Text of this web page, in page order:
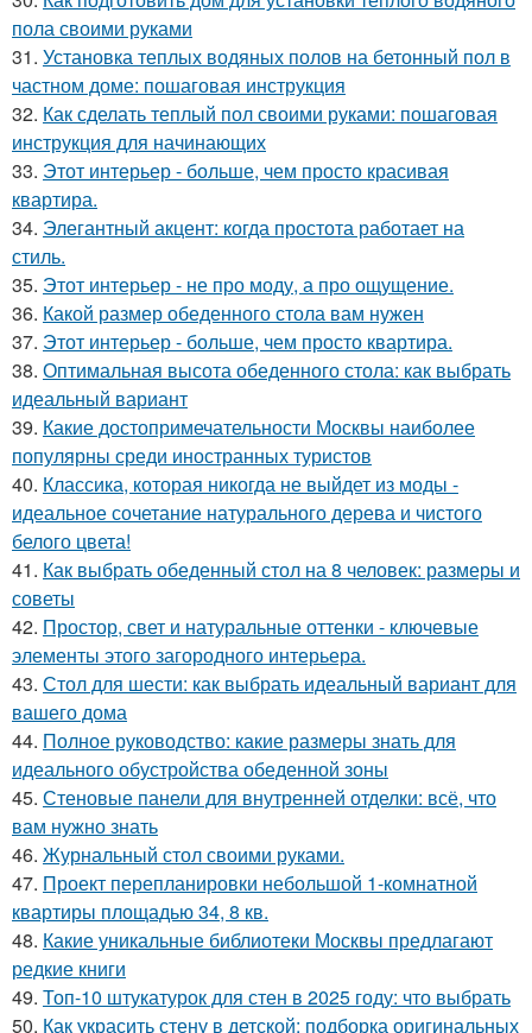
пола своими руками
31. Установка теплых водяных полов на бетонный пол в
частном доме: пошаговая инструкция
32. Как сделать теплый пол своими руками: пошаговая
инструкция для начинающих
33. Этот интерьер - больше, чем просто красивая
квартира.
34. Элегантный акцент: когда простота работает на
стиль.
35. Этот интерьер - не про моду, а про ощущение.
36. Какой размер обеденного стола вам нужен
37. Этот интерьер - больше, чем просто квартира.
38. Оптимальная высота обеденного стола: как выбрать
идеальный вариант
39. Какие достопримечательности Москвы наиболее
популярны среди иностранных туристов
40. Классика, которая никогда не выйдет из моды -
идеальное сочетание натурального дерева и чистого
белого цвета!
41. Как выбрать обеденный стол на 8 человек: размеры и
советы
42. Простор, свет и натуральные оттенки - ключевые
элементы этого загородного интерьера.
43. Стол для шести: как выбрать идеальный вариант для
вашего дома
44. Полное руководство: какие размеры знать для
идеального обустройства обеденной зоны
45. Стеновые панели для внутренней отделки: всё, что
вам нужно знать
46. Журнальный стол своими руками.
47. Проект перепланировки небольшой 1-комнатной
квартиры площадью 34, 8 кв.
48. Какие уникальные библиотеки Москвы предлагают
редкие книги
49. Топ-10 штукатурок для стен в 2025 году: что выбрать
50. Как украсить стену в детской: подборка оригинальных